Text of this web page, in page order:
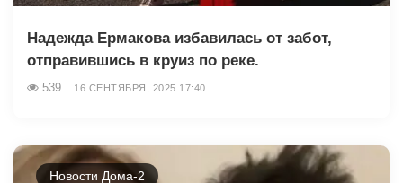
Надежда Ермакова избавилась от забот,
отправившись в круиз по реке.
539 16 СЕНТЯБРЯ, 2025 17:40
Новости Дома-2